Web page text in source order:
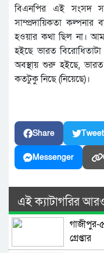
বিএনপির এই সংসদ
সাম্প্রদায়িকতা
হওয়ার কথা ছিল না।
হইছে ভারত
অবস্থায় শুরু হইছে,
কতটুকু নিছে (নিয়েছে)।
Share Tweet
Messenger
এই ক্যাটাগরির
গ্রেপ্তার